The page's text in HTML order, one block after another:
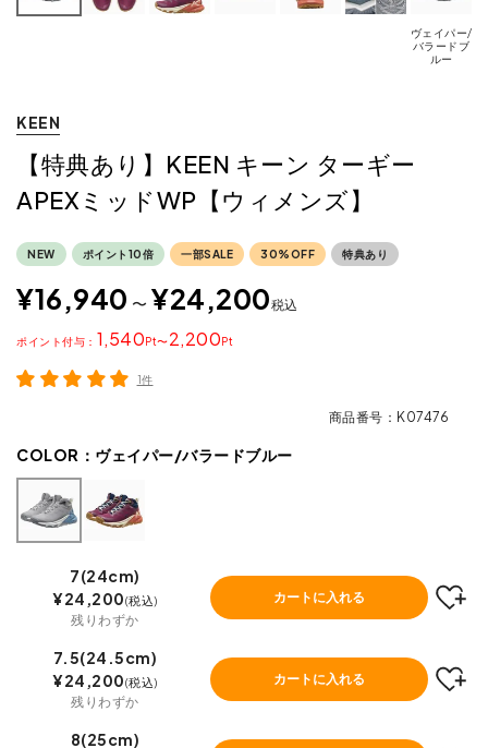
ヴェイパー/
バラードブ
ルー
KEEN
【特典あり】KEEN キーン ターギー
APEXミッドWP【ウィメンズ】
NEW ポイント10倍 一部SALE 30%OFF 特典あり
¥16,940 〜 ¥24,200税込
1,540 〜2,200
ポイント
1件
商品番号 K07476
COLOR： ヴェイパー/バラードブルー
7(24cm)
¥24,200 税込
残りわずか
カートに入れる
7.5(24.5cm)
¥24,200 税込
残りわずか
カートに入れる
8(25cm)